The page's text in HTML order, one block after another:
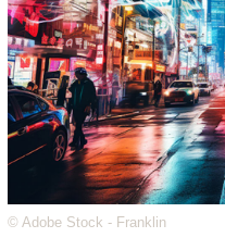
© Adobe Stock - Franklin